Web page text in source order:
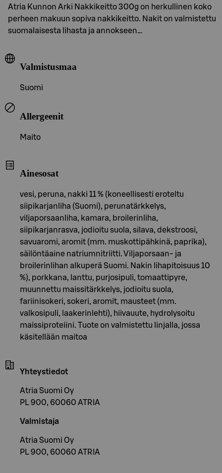
Atria Kunnon Arki Nakkikeitto 300g on herkullinen koko
perheen makuun sopiva nakkikeitto. Nakit on valmistettu
suomalaisesta lihasta ja annokseen…
Valmistusmaa
Suomi
Allergeenit
Maito
Ainesosat
vesi, peruna, nakki 11 % (koneellisesti eroteltu
siipikarjanliha (Suomi), perunatärkkelys,
viljaporsaanliha, kamara, broilerinliha,
siipikarjanrasva, jodioitu suola, silava, dekstroosi,
savuaromi, aromit (mm. muskottipähkinä, paprika),
säilöntäaine natriumnitriitti. Viljaporsaan- ja
broilerinlihan alkuperä Suomi. Nakin lihapitoisuus 10
%), porkkana, lanttu, purjosipuli, tomaattipyre,
muunnettu maissitärkkelys, jodioitu suola,
fariinisokeri, sokeri, aromit, mausteet (mm.
valkosipuli, laakerinlehti), hiivauute, hydrolysoitu
maissiproteiini. Tuote on valmistettu linjalla, jossa
käsitellään maitoa
Yhteystiedot
Atria Suomi Oy
PL 900, 60060 ATRIA
Valmistaja
Atria Suomi Oy
PL 900, 60060 ATRIA